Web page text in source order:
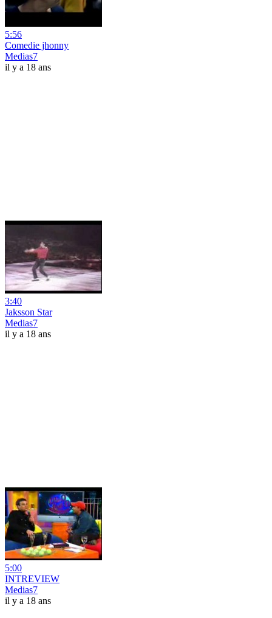
5:56
Comedie jhonny
Medias7
il y a 18 ans
3:40
Jaksson Star
Medias7
il y a 18 ans
5:00
INTREVIEW
Medias7
il y a 18 ans